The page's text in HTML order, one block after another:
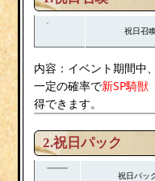
祝日召
内容：イベント期間中
一定の確率で新SP騎獣
得できます。
2.祝日パック
祝日パッ